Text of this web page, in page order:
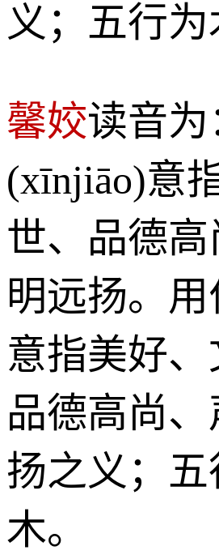
义；五行为
馨姣读音为
(xīnjiāo)意
世、品德高
明远扬。用
意指美好、
品德高尚
扬之义；
木。